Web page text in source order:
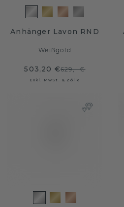
Anhänger Lavon RND
Weißgold
503,20 €629,- €
Exkl. MwSt. & Zölle